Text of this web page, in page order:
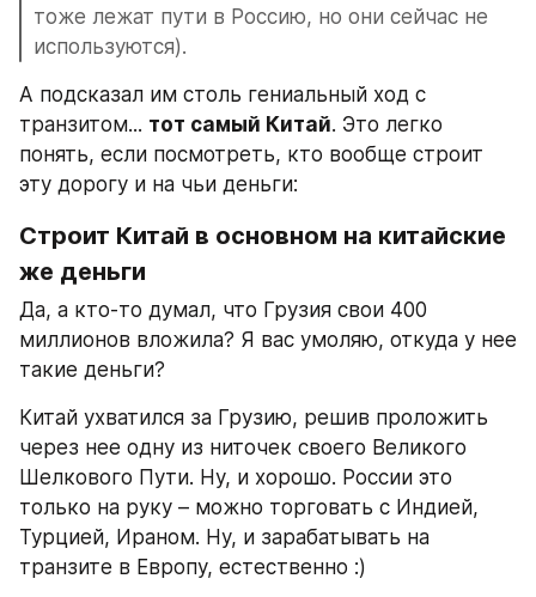
тоже лежат пути в Россию, но они сейчас не
используются).
А подсказал им столь гениальный ход с
транзитом... тот самый Китай. Это легко
понять, если посмотреть, кто вообще строит
эту дорогу и на чьи деньги:
Строит Китай в основном на китайские
же деньги
Да, а кто-то думал, что Грузия свои 400
миллионов вложила? Я вас умоляю, откуда у нее
такие деньги?
Китай ухватился за Грузию, решив проложить
через нее одну из ниточек своего Великого
Шелкового Пути. Ну, и хорошо. России это
только на руку – можно торговать с Индией,
Турцией, Ираном. Ну, и зарабатывать на
транзите в Европу, естественно :)